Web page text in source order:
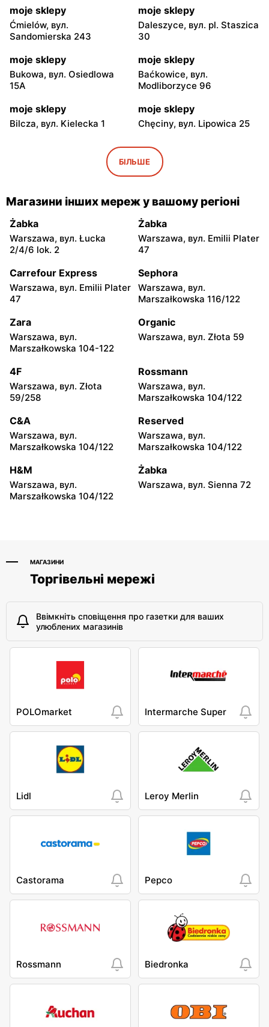
moje sklepy
Ćmielów, вул.
Sandomierska 243
moje sklepy
Daleszyce, вул. pl. Staszica
30
moje sklepy
Bukowa, вул. Osiedlowa
15A
moje sklepy
Baćkowice, вул.
Modliborzyce 96
moje sklepy
Bilcza, вул. Kielecka 1
moje sklepy
Chęciny, вул. Lipowica 25
Iwaniska, вул. Ujazdowska
moje sklepy
Bogoria, вул. Rynek 30
moje sklepy
Gorzyce, вул. Szkolna 44 Grębów, вул. Wydrza 180
moje sklepy
Jadachy, вул. Jadachy 111
moje sklepy
Jeżowe, вул. Zalesie 77
moje sklepy
Kazimierza Wielka, вул.
Kolejowa 15
moje sklepy
Kamień, вул. Błonie 23
moje sklepy
Górki, вул. Górki 71
moje sklepy
Gumniska, вул. Gumniska
moje sklepy
Iwierzyce, вул. Iwierzyce
152A
moje sklepy
Tczew, вул. Franciszka
Żwirki 61
moje sklepy
Hyżne, вул. Hyżne 100
moje sklepy
Jarosław, вул. Pełkińska
147
moje sklepy
Niebylec, вул. Niebylec 139
moje sklepy
Opole, вул. Grudzicka 45
БІЛЬШЕ
Магазини інших мереж у вашому регіоні
Żabka
Warszawa, вул. Łucka
2/4/6 lok. 2
Żabka
Warszawa, вул. Emilii Plater
47
Carrefour Express
Warszawa, вул. Emilii Plater
47
Sephora
Warszawa, вул.
Marszałkowska 116/122
Zara
Warszawa, вул.
Marszałkowska 104-122
Organic
Warszawa, вул. Złota 59
4F
Warszawa, вул. Złota
59/258
Rossmann
Warszawa, вул.
Marszałkowska 104/122
C&A
Warszawa, вул.
Marszałkowska 104/122
Reserved
Warszawa, вул.
Marszałkowska 104/122
H&M
Warszawa, вул.
Marszałkowska 104/122
Żabka
Warszawa, вул. Sienna 72
МАГАЗИНИ
Торгівельні мережі
Ввімкніть сповіщення про газетки для ваших
улюблених магазинів
POLOmarket Intermarche Super
Lidl Leroy Merlin
Castorama Pepco
Rossmann Biedronka